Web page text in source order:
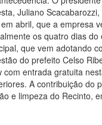
Juliano
abril, que a empresa
os quatro dias do
que vem adotando
do prefeito Celso
com entrada gratuita
A contribuição do
e limpeza do Recinto,